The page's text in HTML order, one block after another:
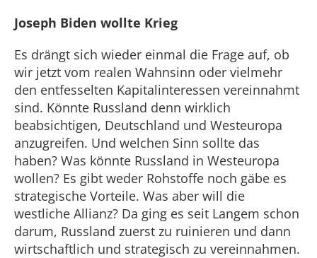
Joseph Biden wollte Krieg
Es drängt sich wieder einmal die Frage auf, ob
wir jetzt vom realen Wahnsinn oder vielmehr
den entfesselten Kapitalinteressen vereinnahmt
sind. Könnte Russland denn wirklich
beabsichtigen, Deutschland und Westeuropa
anzugreifen. Und welchen Sinn sollte das
haben? Was könnte Russland in Westeuropa
wollen? Es gibt weder Rohstoffe noch gäbe es
strategische Vorteile. Was aber will die
westliche Allianz? Da ging es seit Langem schon
darum, Russland zuerst zu ruinieren und dann
wirtschaftlich und strategisch zu vereinnahmen.